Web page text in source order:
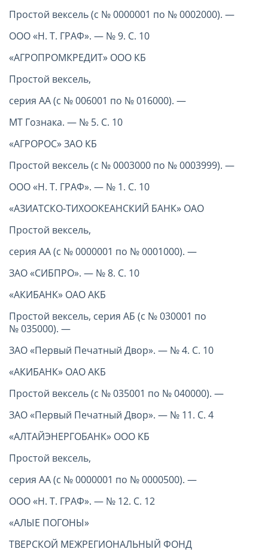
Простой вексель (с № 0000001 по № 0002000). —
ООО «Н. Т. ГРАФ». — № 9. С. 10
«АГРОПРОМКРЕДИТ» ООО КБ
Простой вексель,
серия АА (с № 006001 по № 016000). —
МТ Гознака. — № 5. С. 10
«АГРОРОС» ЗАО КБ
Простой вексель (с № 0003000 по № 0003999). —
ООО «Н. Т. ГРАФ». — № 1. С. 10
«АЗИАТСКО-ТИХООКЕАНСКИЙ БАНК» ОАО
Простой вексель,
серия АА (с № 0000001 по № 0001000). —
ЗАО «СИБПРО». — № 8. С. 10
«АКИБАНК» ОАО АКБ
Простой вексель, серия АБ (с № 030001 по
№ 035000). —
ЗАО «Первый Печатный Двор». — № 4. С. 10
«АКИБАНК» ОАО АКБ
Простой вексель (с № 035001 по № 040000). —
ЗАО «Первый Печатный Двор». — № 11. С. 4
«АЛТАЙЭНЕРГОБАНК» ООО КБ
Простой вексель,
серия АА (с № 0000001 по № 0000500). —
ООО «Н. Т. ГРАФ». — № 12. С. 12
«АЛЫЕ ПОГОНЫ»
ТВЕРСКОЙ МЕЖРЕГИОНАЛЬНЫЙ ФОНД